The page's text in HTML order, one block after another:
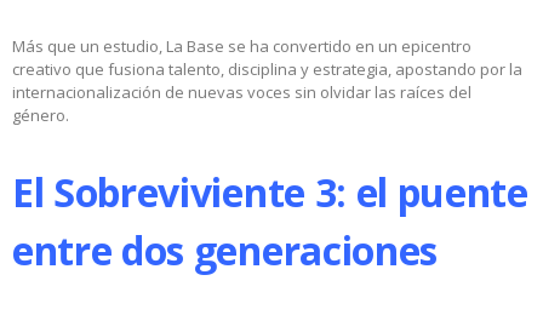
Más que un estudio, La Base se ha convertido en un epicentro
creativo que fusiona talento, disciplina y estrategia, apostando por la
internacionalización de nuevas voces sin olvidar las raíces del
género.
El Sobreviviente 3: el puente
entre dos generaciones